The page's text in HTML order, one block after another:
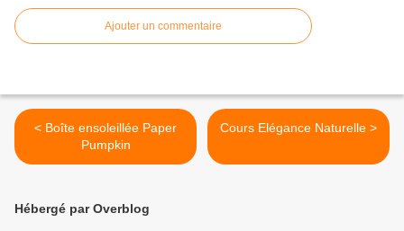
Ajouter un commentaire
< Boîte ensoleillée Paper
Pumpkin
Cours Elégance Naturelle >
Hébergé par Overblog